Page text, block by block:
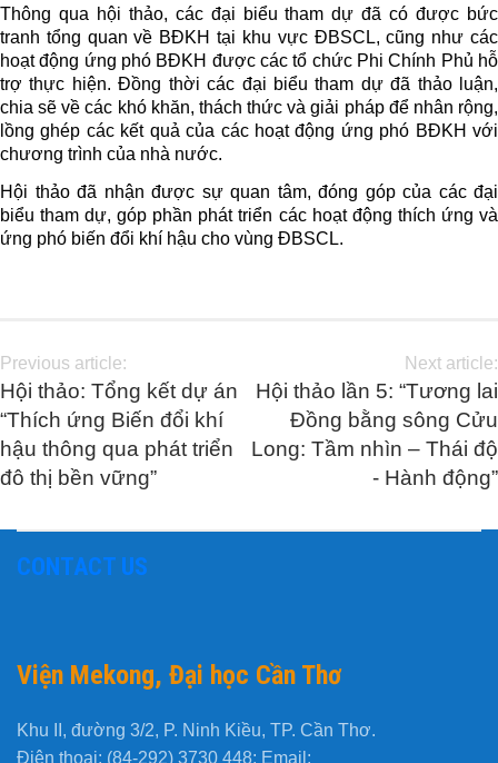
Thông qua hội thảo, các đại biểu tham dự đã có được bức
tranh tổng quan về BĐKH tại khu vực ĐBSCL, cũng như các
hoạt động ứng phó BĐKH được các tổ chức Phi Chính Phủ hỗ
trợ thực hiện. Đồng thời các đại biểu tham dự đã thảo luận,
chia sẽ về các khó khăn, thách thức và giải pháp để nhân rộng,
lồng ghép các kết quả của các hoạt động ứng phó BĐKH với
chương trình của nhà nước.
Hội thảo đã nhận được sự quan tâm, đóng góp của các đại
biểu tham dự, góp phần phát triển các hoạt động thích ứng và
ứng phó biến đổi khí hậu cho vùng ĐBSCL.
Previous article:
Hội thảo: Tổng kết dự án
“Thích ứng Biến đổi khí
hậu thông qua phát triển
đô thị bền vững”
Next article:
Hội thảo lần 5: “Tương lai
Đồng bằng sông Cửu
Long: Tầm nhìn – Thái độ
- Hành động”
CONTACT US
Viện Mekong, Đại học Cần Thơ
Khu II, đường 3/2, P. Ninh Kiều, TP. Cần Thơ.
Điện thoại: (84-292) 3730 448; Email: